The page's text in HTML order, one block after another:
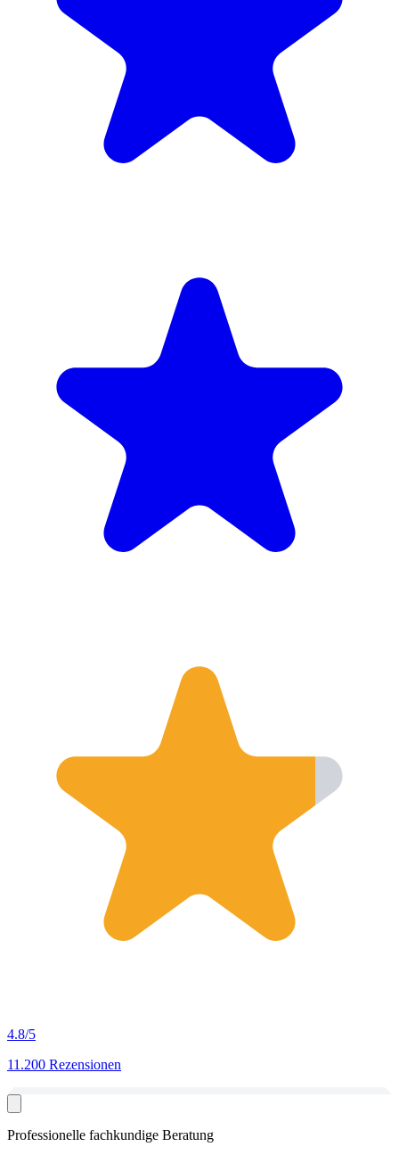
4.8/5
11.200 Rezensionen
Professionelle fachkundige Beratung